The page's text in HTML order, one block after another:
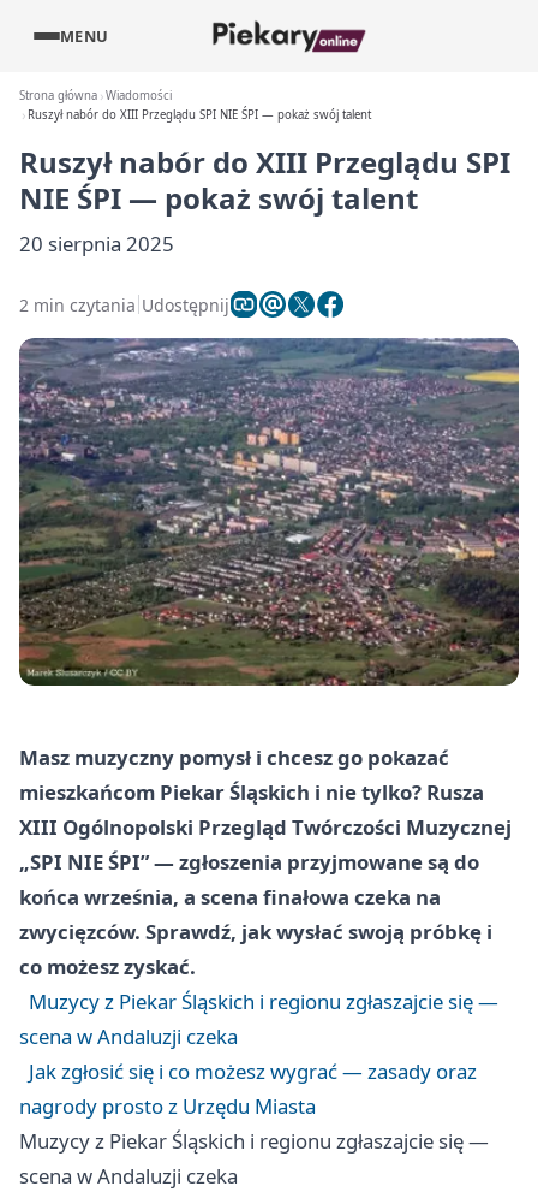
MENU
Strona główna Wiadomości
Ruszył nabór do XIII Przeglądu SPI NIE ŚPI — pokaż swój talent
Ruszył nabór do XIII Przeglądu SPI
NIE ŚPI — pokaż swój talent
20 sierpnia 2025
2 min czytania Udostępnij
Masz muzyczny pomysł i chcesz go pokazać
mieszkańcom Piekar Śląskich i nie tylko? Rusza
XIII Ogólnopolski Przegląd Twórczości Muzycznej
„SPI NIE ŚPI” — zgłoszenia przyjmowane są do
końca września, a scena finałowa czeka na
zwycięzców. Sprawdź, jak wysłać swoją próbkę i
co możesz zyskać.
Muzycy z Piekar Śląskich i regionu zgłaszajcie się —
scena w Andaluzji czeka
Jak zgłosić się i co możesz wygrać — zasady oraz
nagrody prosto z Urzędu Miasta
Muzycy z Piekar Śląskich i regionu zgłaszajcie się —
scena w Andaluzji czeka